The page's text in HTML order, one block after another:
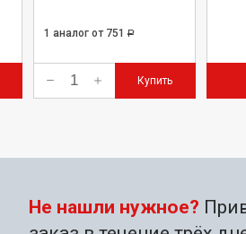
1 аналог от 751 Р
Купить
Не нашли нужное?